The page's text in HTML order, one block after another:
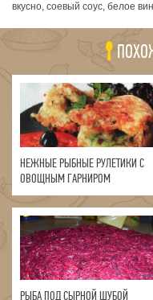
вкусно, соевый соус, белое
НЕЖНЫЕ РЫБНЫЕ РУЛЕТИКИ С
ОВОЩНЫМ ГАРНИРОМ
РЫБА ПОД СЫРНОЙ ШУБОЙ